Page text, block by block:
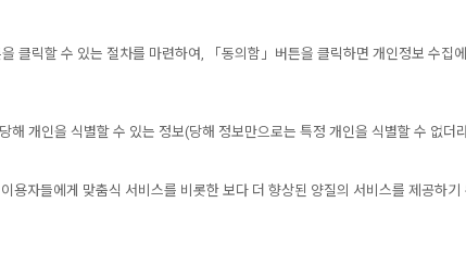
클릭할 수 있는 절차를 마련하여, 「동의함」버튼을 클릭하면 개인정보 수집
개인을 식별할 수 있는 정보(당해 정보만으로는 특정 개인을 식별할 수 없더
자들에게 맞춤식 서비스를 비롯한 보다 더 향상된 양질의 서비스를 제공하